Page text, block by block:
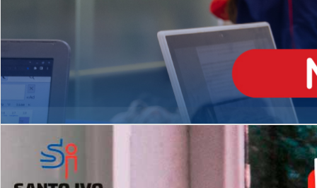
Matrículas Abertas 2026
MÉDIO
igh School
Dupla Diplomação
2º AO 5º ANO FUNDAMENTAL